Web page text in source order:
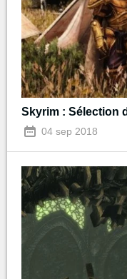
Skyrim : Sélection
04 sep 2018